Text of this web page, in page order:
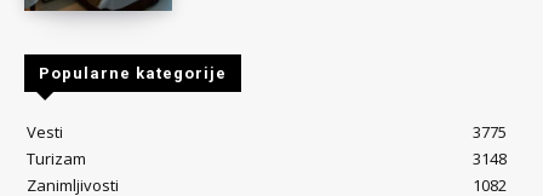
Popularne kategorije
Vesti
3775
Turizam
3148
Zanimljivosti
1082